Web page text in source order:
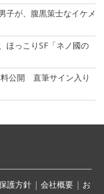
子が、腹黒策士なイケメ
ほっこりSF「ネノ國の
料公開 直筆サイン入り
護方針| 会社概要| お